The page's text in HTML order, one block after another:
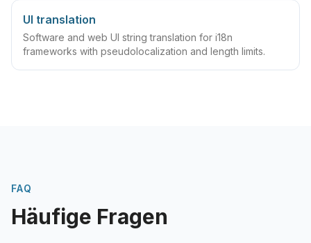
UI translation
Software and web UI string translation for i18n
frameworks with pseudolocalization and length limits.
FAQ
Häufige Fragen